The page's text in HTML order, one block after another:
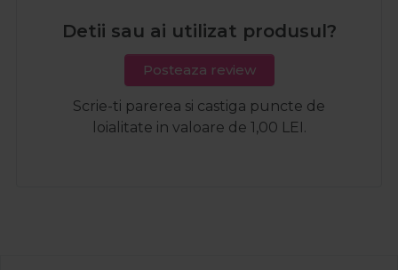
Detii sau ai utilizat produsul?
Posteaza review
Scrie-ti parerea si castiga puncte de
loialitate in valoare de 1,00 LEI.